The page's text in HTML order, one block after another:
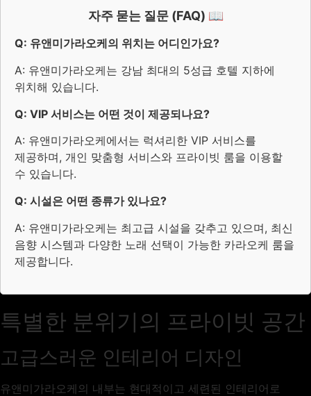
자주 묻는 질문 (FAQ) 📖
Q: 유앤미가라오케의 위치는 어디인가요?
A: 유앤미가라오케는 강남 최대의 5성급 호텔 지하에
위치해 있습니다.
Q: VIP 서비스는 어떤 것이 제공되나요?
A: 유앤미가라오케에서는 럭셔리한 VIP 서비스를
제공하며, 개인 맞춤형 서비스와 프라이빗 룸을 이용할
수 있습니다.
Q: 시설은 어떤 종류가 있나요?
A: 유앤미가라오케는 최고급 시설을 갖추고 있으며, 최신
음향 시스템과 다양한 노래 선택이 가능한 카라오케 룸을
제공합니다.
특별한 분위기의 프라이빗 공간
고급스러운 인테리어 디자인
유앤미가라오케의 내부는 현대적이고 세련된 인테리어로